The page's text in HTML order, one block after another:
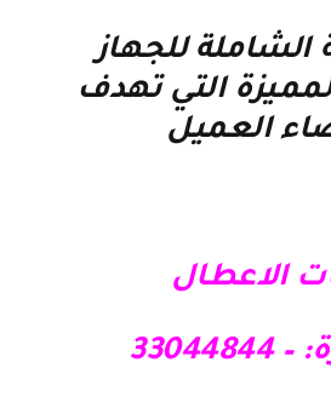
الشاملة للجهاز
التي تهدف
العميل
الاعطال